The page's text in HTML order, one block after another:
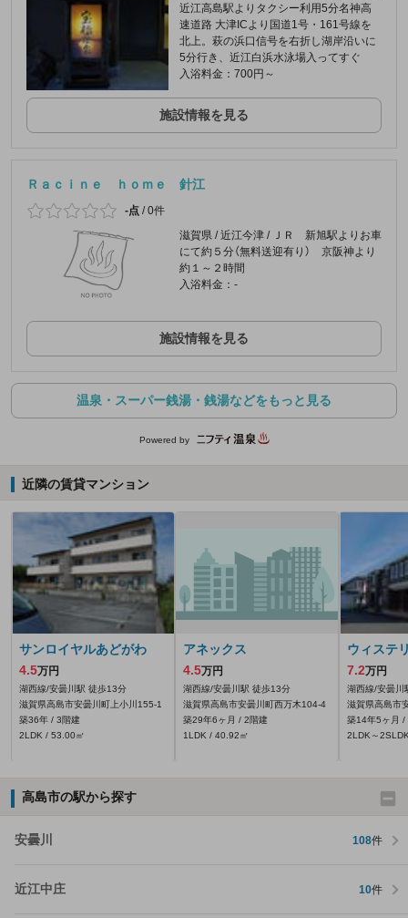
近江高島駅よりタクシー利用5分名神高
速道路 大津ICより国道1号・161号線を
北上。萩の浜口信号を右折し湖岸沿いに
5分行き、近江白浜水泳場入ってすぐ
入浴料金：700円～
施設情報を見る
Ｒａｃｉｎｅ ｈｏｍｅ 針江
-点 /0件
滋賀県 / 近江今津 / ＪＲ 新旭駅よりお車
にて約５分（無料送迎有り） 京阪神より
約１～２時間
入浴料金：-
施設情報を見る
温泉・スーパー銭湯・銭湯などをもっと見る
Powered by
近隣の賃貸マンション
サンロイヤルあどがわ
4.5万円
湖西線/安曇川駅 徒歩13分
滋賀県高島市安曇川町上小川155‐1
築36年 / 3階建
2LDK / 53.00㎡
アネックス
4.5万円
湖西線/安曇川駅 徒歩13分
滋賀県高島市安曇川町西万木104‐4
築29年6ヶ月 / 2階建
1LDK / 40.92㎡
ウィステ
7.2万円
湖西線/安曇川
滋賀県高島市
築14年5ヶ月 /
2LDK～
高島市の駅から探す
安曇川 108件
近江中庄 10件